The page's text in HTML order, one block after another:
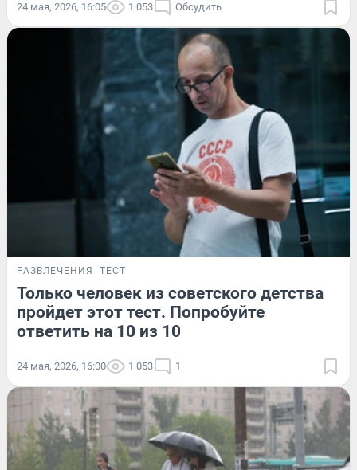
24 мая, 2026, 16:05 1 053 Обсудить
РАЗВЛЕЧЕНИЯ ТЕСТ
Только человек из советского детства
пройдет этот тест. Попробуйте
ответить на 10 из 10
24 мая, 2026, 16:00 1 053 1